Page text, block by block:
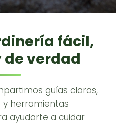
fácil,
verdad
guías claras,
y herramientas
ayudarte a cuidar